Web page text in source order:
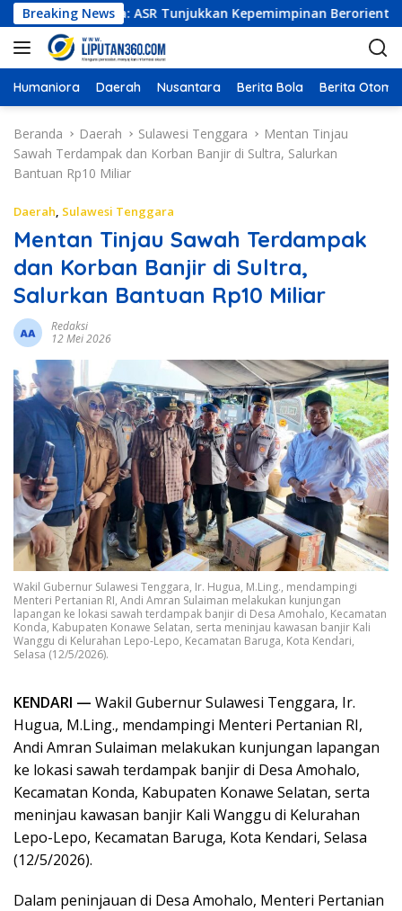
a
g
u
Breaking News
Indonesia: ASR Tunjukkan Kepemimpinan Berorientasi
Humaniora Daerah Nusantara Berita Bola Berita
Beranda Daerah Sulawesi Tenggara
Mentan Tinjau
Sawah Terdampak dan Korban Banjir di Sultra, Salurkan
Bantuan Rp10 Miliar
Daerah, Sulawesi Tenggara
Mentan Tinjau Sawah Terdampak
dan Korban Banjir di Sultra,
Salurkan Bantuan Rp10 Miliar
Redaksi
12 Mei 2026
Wakil Gubernur Sulawesi Tenggara, Ir. Hugua, M.Ling., mendampingi
Menteri Pertanian RI, Andi Amran Sulaiman melakukan kunjungan
lapangan ke lokasi sawah terdampak banjir di Desa Amohalo, Kecamatan
Konda, Kabupaten Konawe Selatan, serta meninjau kawasan banjir Kali
Wanggu di Kelurahan Lepo-Lepo, Kecamatan Baruga, Kota Kendari,
Selasa (12/5/2026).
KENDARI — Wakil Gubernur Sulawesi Tenggara, Ir.
Hugua, M.Ling., mendampingi Menteri Pertanian RI,
Andi Amran Sulaiman melakukan kunjungan lapangan
ke lokasi sawah terdampak banjir di Desa Amohalo,
Kecamatan Konda, Kabupaten Konawe Selatan, serta
meninjau kawasan banjir Kali Wanggu di Kelurahan
Lepo-Lepo, Kecamatan Baruga, Kota Kendari, Selasa
(12/5/2026).
Dalam peninjauan di Desa Amohalo, Menteri Pertanian